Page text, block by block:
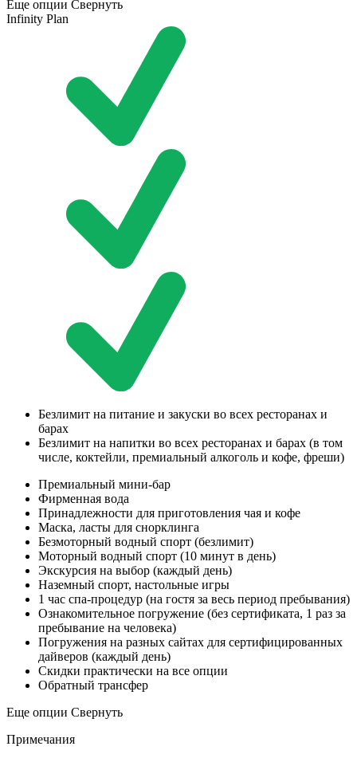
Еще опции Свернуть
Infinity Plan
Безлимит на питание и закуски во всех ресторанах и
барах
Безлимит на напитки во всех ресторанах и барах (в том
числе, коктейли, премиальный алкоголь и кофе, фреши)
Премиальный мини-бар
Фирменная вода
Принадлежности для приготовления чая и кофе
Маска, ласты для снорклинга
Безмоторный водный спорт (безлимит)
Моторный водный спорт (10 минут в день)
Экскурсия на выбор (каждый день)
Наземный спорт, настольные игры
1 час спа-процедур (на гостя за весь период пребывания)
Ознакомительное погружение (без сертификата, 1 раз за
пребывание на человека)
Погружения на разных сайтах для сертифицированных
дайверов (каждый день)
Скидки практически на все опции
Обратный трансфер
Еще опции Свернуть
Примечания